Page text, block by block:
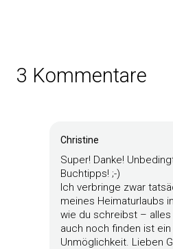
3 Kommentare
Christine
Super! Danke!
Buchtipps! ;-)
Ich verbringe zwar
meines Heimaturlaubs
wie du schreibst –
auch noch finden ist
Unmöglichkeit. Lieben